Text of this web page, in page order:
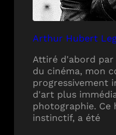
Arthur Hubert
Attiré d'abord par
du cinéma, mon
progressivement
d'art plus
photographie.
instinctif, a été